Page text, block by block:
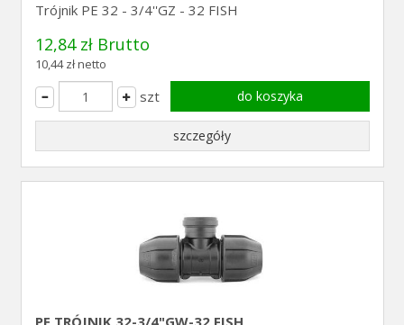
Trójnik PE 32 - 3/4''GZ - 32 FISH
12,84 zł Brutto
10,44 zł netto
szt do koszyka
szczegóły
PE TRÓJNIK 32-3/4"GW-32 FISH